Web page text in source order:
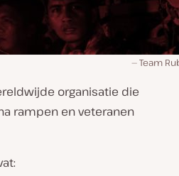
Team
organisatie die
rampen en veteranen